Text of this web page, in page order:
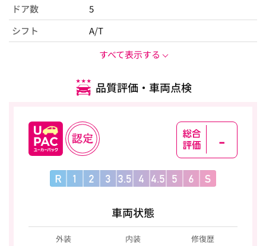
ドア数
5
シフト
A/T
すべて表示する
品質評価・車両点検
-
車両状態
外装 内装 修復歴